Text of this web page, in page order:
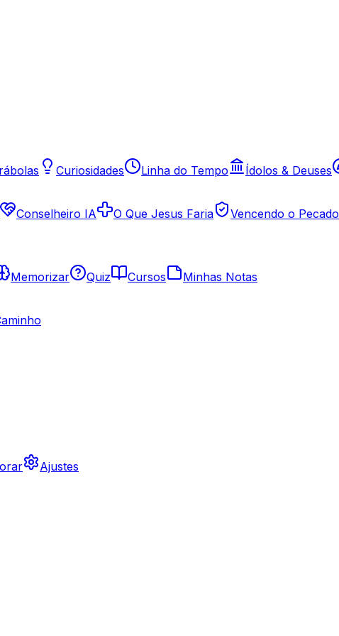
Curiosidades Linha do Tempo Ídolos & Deuses
Conselheiro IA O Que Jesus Faria Vencendo o Pecado
Memorizar Quiz Cursos Minhas Notas
Ajustes